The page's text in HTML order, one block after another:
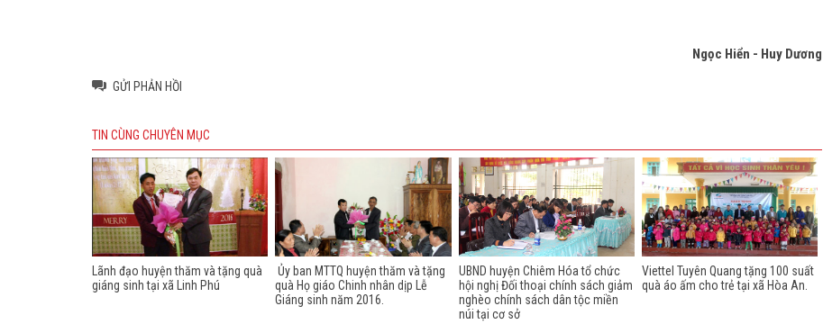
Ngọc Hiển - Huy Dương
GỬI PHẢN HỒI
TIN CÙNG CHUYÊN MỤC
Lãnh đạo huyện thăm và tặng quà
giáng sinh tại xã Linh Phú
Ủy ban MTTQ huyện thăm và tặng
quà Họ giáo Chinh nhân dịp Lễ
Giáng sinh năm 2016.
UBND huyện Chiêm Hóa tổ chức
hội nghị Đối thoại chính sách giảm
nghèo chính sách dân tộc miền
núi tại cơ sở
Viettel Tuyên Quang tặng 100 suất
quà áo ấm cho trẻ tại xã Hòa An.